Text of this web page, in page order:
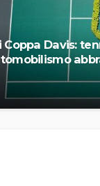
Coppa Davis: